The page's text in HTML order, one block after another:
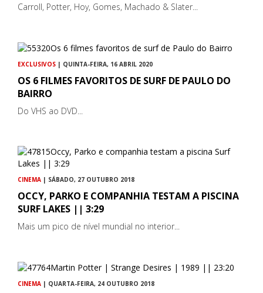
Carroll, Potter, Hoy, Gomes, Machado & Slater...
EXCLUSIVOS | QUINTA-FEIRA, 16 ABRIL 2020
OS 6 FILMES FAVORITOS DE SURF DE PAULO DO
BAIRRO
Do VHS ao DVD...
CINEMA | SÁBADO, 27 OUTUBRO 2018
OCCY, PARKO E COMPANHIA TESTAM A PISCINA
SURF LAKES || 3:29
Mais um pico de nível mundial no interior...
CINEMA | QUARTA-FEIRA, 24 OUTUBRO 2018